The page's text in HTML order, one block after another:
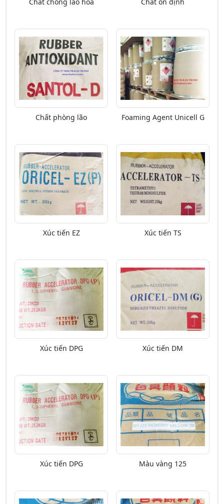
Chất phòng lão Foaming Agent Unicell G
Xúc tiến EZ Xúc tiến TS
Xúc tiến DPG Xúc tiến DM
Xúc tiến DPG Màu vàng 125